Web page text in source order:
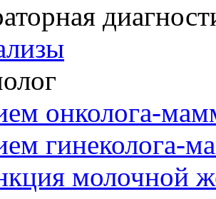
онколога-
гинеколога-
молочной